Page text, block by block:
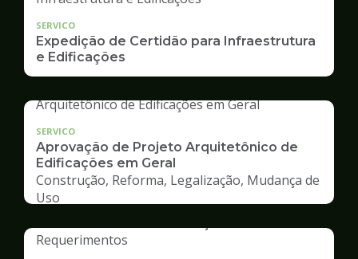
SERVICO
Expedição de Certidão para Infraestrutura
e Edificações
SERVICO
Aprovação de Projeto Arquitetônico de
Edificações em Geral
Construção, Reforma, Legalização, Mudança de
Uso